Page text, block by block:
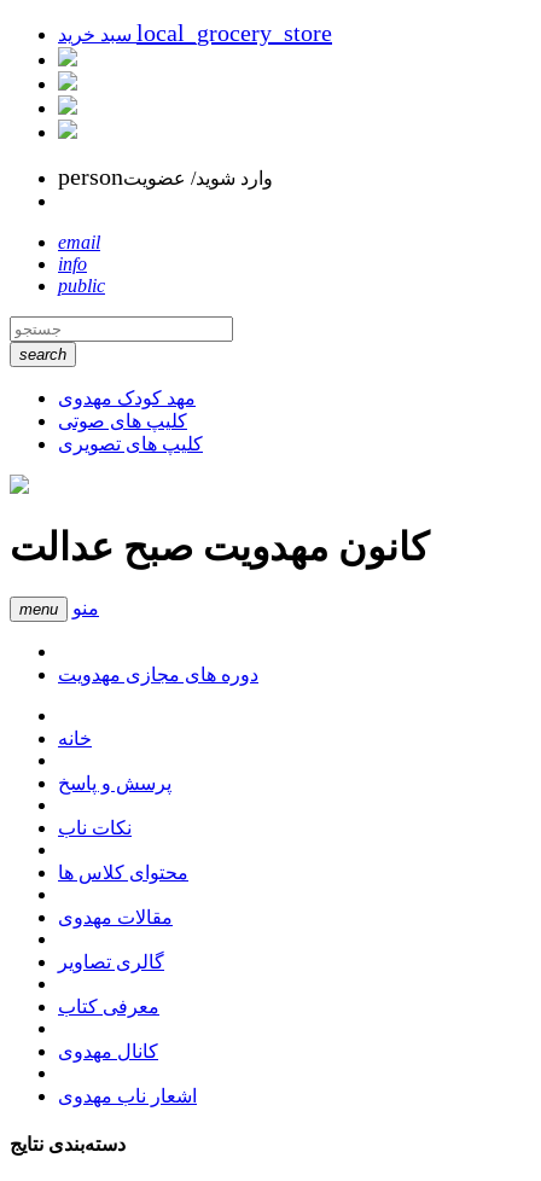
local_grocery_store
personوارد شوید/ عضویت
email
info
public
search
مهد کودک مهدوی
کلیپ های صوتی
کلیپ های تصویری
کانون مهدویت صبح عدالت
menu منو
دوره های مجازی مهدویت
خانه
پرسش و پاسخ
نکات ناب
محتوای کلاس ها
مقالات مهدوی
گالری تصاویر
معرفی کتاب
کانال مهدوی
اشعار ناب مهدوی
دسته‌بندی نتایج